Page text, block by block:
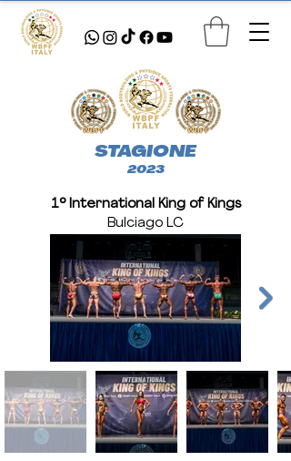
STAGIONE
2023
1° International King of Kings
Bulciago LC